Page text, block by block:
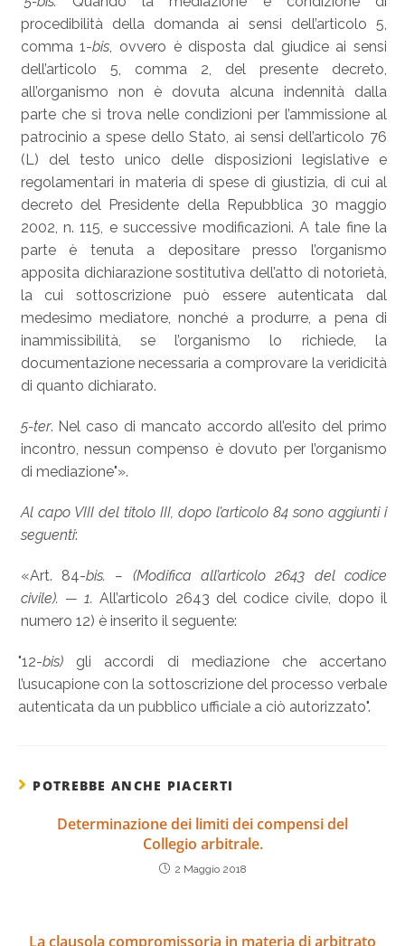
procedibilità della domanda ai sensi dell’articolo 5,
comma 1-bis, ovvero è disposta dal giudice ai sensi
dell’articolo 5, comma 2, del presente decreto,
all’organismo non è dovuta alcuna indennità dalla
parte che si trova nelle condizioni per l’ammissione al
patrocinio a spese dello Stato, ai sensi dell’articolo 76
(L) del testo unico delle disposizioni legislative e
regolamentari in materia di spese di giustizia, di cui al
decreto del Presidente della Repubblica 30 maggio
2002, n. 115, e successive modificazioni. A tale fine la
parte è tenuta a depositare presso l’organismo
apposita dichiarazione sostitutiva dell’atto di notorietà,
la cui sottoscrizione può essere autenticata dal
medesimo mediatore, nonché a produrre, a pena di
inammissibilità, se l’organismo lo richiede, la
documentazione necessaria a comprovare la veridicità
di quanto dichiarato.
5-ter. Nel caso di mancato accordo all’esito del primo
incontro, nessun compenso è dovuto per l’organismo
di mediazione"».
Al capo VIII del titolo III, dopo l’articolo 84 sono aggiunti i
seguenti:
«Art. 84-bis. – (Modifica all’articolo 2643 del codice
civile). — 1. All’articolo 2643 del codice civile, dopo il
numero 12) è inserito il seguente:
"12-bis) gli accordi di mediazione che accertano
l’usucapione con la sottoscrizione del processo verbale
autenticata da un pubblico ufficiale a ciò autorizzato".
POTREBBE ANCHE PIACERTI
Determinazione dei limiti dei compensi del
Collegio arbitrale.
2 Maggio 2018
La clausola compromissoria in materia di arbitrato